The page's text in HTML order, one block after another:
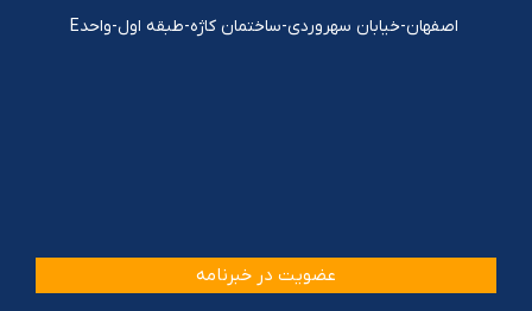
اصفهان-خیابان سهروردی-ساختمان کاژه-طبقه اول-واحدE
عضویت در خبرنامه